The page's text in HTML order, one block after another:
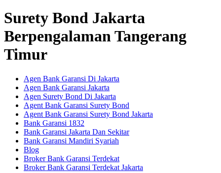
Surety Bond Jakarta
Berpengalaman Tangerang
Timur
Agen Bank Garansi Di Jakarta
Agen Bank Garansi Jakarta
Agen Surety Bond Di Jakarta
Agent Bank Garansi Surety Bond
Agent Bank Garansi Surety Bond Jakarta
Bank Garansi 1832
Bank Garansi Jakarta Dan Sekitar
Bank Garansi Mandiri Syariah
Blog
Broker Bank Garansi Terdekat
Broker Bank Garansi Terdekat Jakarta